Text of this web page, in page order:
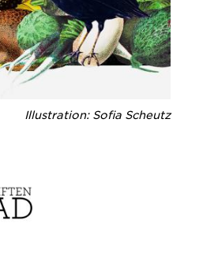
Illustration: Sofia Scheutz